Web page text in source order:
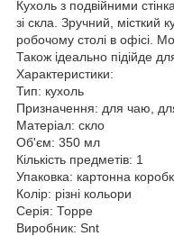
Кухоль з подвійними
зі скла. Зручний, місткий
робочому столі в офісі.
Також ідеально підійде
Характеристики:
Тип: кухоль
Призначення: для чаю,
Матеріал: скло
Об'єм: 350 мл
Кількість предметів: 1
Упаковка: картонна
Колір: різні кольори
Серія: Торре
Виробник: Snt